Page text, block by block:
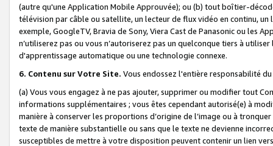
(autre qu'une Application Mobile Approuvée); ou (b) tout boîtier-
télévision par câble ou satellite, un lecteur de flux vidéo en continu,
exemple, GoogleTV, Bravia de Sony, Viera Cast de Panasonic ou les
n’utiliserez pas ou vous n’autoriserez pas un quelconque tiers à
d'apprentissage automatique ou une technologie connexe.
6. Contenu sur Votre Site. Vous endossez l'entière responsabilité
(a) Vous vous engagez à ne pas ajouter, supprimer ou modifier tout
informations supplémentaires ; vous êtes cependant autorisé(e) à
manière à conserver les proportions d’origine de l’image ou à
texte de manière substantielle ou sans que le texte ne devienne
susceptibles de mettre à votre disposition peuvent contenir un lien